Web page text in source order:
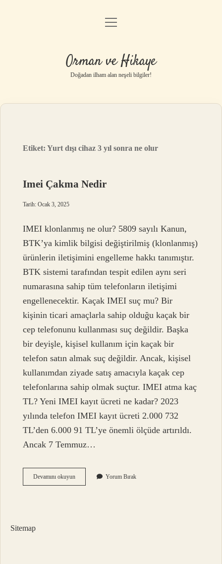
Anasayfa
Yasal Uyarı
menüyü
Orman ve Hikaye
Doğadan ilham alan neşeli bilgiler!
Etiket:Yurt dışı cihaz 3 yıl sonra ne olur
Imei Çakma Nedir
Tarih: Ocak 3, 2025
IMEI klonlanmış ne olur? 5809 sayılı Kanun,
BTK’ya kimlik bilgisi değiştirilmiş (klonlanmış)
ürünlerin iletişimini engelleme hakkı tanımıştır.
BTK sistemi tarafından tespit edilen aynı seri
numarasına sahip tüm telefonların iletişimi
engellenecektir. Kaçak IMEI suç mu? Bir
kişinin ticari amaçlarla sahip olduğu kaçak bir
cep telefonunu kullanması suç değildir. Başka
bir deyişle, kişisel kullanım için kaçak bir
telefon satın almak suç değildir. Ancak, kişisel
kullanımdan ziyade satış amacıyla kaçak cep
telefonlarına sahip olmak suçtur. IMEI atma kaç
TL? Yeni IMEI kayıt ücreti ne kadar? 2023
yılında telefon IMEI kayıt ücreti 2.000 732
TL’den 6.000 91 TL’ye önemli ölçüde artırıldı.
Ancak 7 Temmuz…
Devamını okuyunImei
Çakma
Yorum Bırak
Sitemap